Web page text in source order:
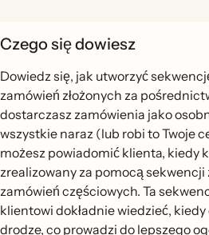
Czego się dowiesz
Dowiedz się, jak utworzyć
zamówień złożonych za
dostarczasz zamówienia jako
wszystkie naraz (lub robi to Twoje
możesz powiadomić klienta, kiedy
zrealizowany za pomocą
zamówień częściowych. Ta
klientowi dokładnie wiedzieć,
drodze, co prowadzi do lepszego